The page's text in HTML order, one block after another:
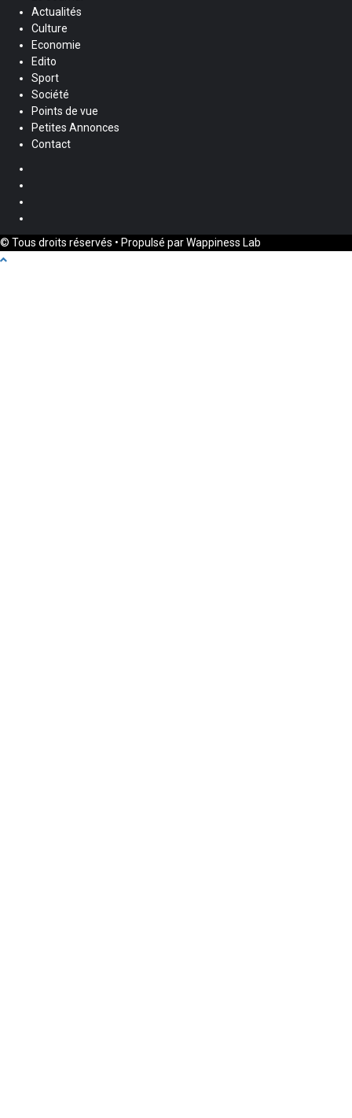
Actualités
Culture
Economie
Edito
Sport
Société
Points de vue
Petites Annonces
Contact
© Tous droits réservés • Propulsé par Wappiness Lab